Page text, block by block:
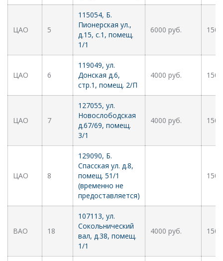
ЦАО 5
115054, Б.
Пионерская ул.,
д.15, с.1, помещ.
1/1
6000 руб.
ЦАО 6
119049, ул.
Донская д.6,
стр.1, помещ. 2/П
4000 руб.
ЦАО 7
127055, ул.
Новослободская
д.67/69, помещ.
3/1
4000 руб.
ЦАО 8
129090, Б.
Спасская ул. д.8,
помещ. 51/1
(временно не
предоставляется)
ВАО 18
107113, ул.
Сокольнический
вал, д.38, помещ.
1/1
4000 руб.